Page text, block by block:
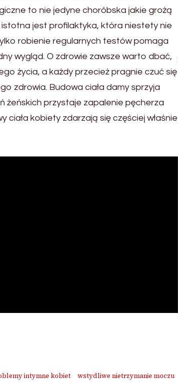
to nie jedyne choróbska jakie grożą
jest profilaktyka, która niestety nie
robienie regularnych testów pomaga
wygląd. O zdrowie zawsze warto dbać,
życia, a każdy przecież pragnie czuć się
zdrowia. Budowa ciała damy sprzyja
żeńskich przystaje zapalenie pęcherza
kobiety zdarzają się częściej właśnie
intymne kobiet
wstydliwe nietrzymanie moczu